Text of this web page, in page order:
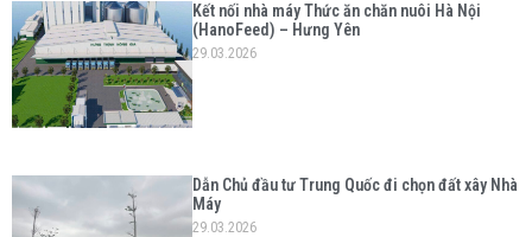
Kết nối nhà máy Thức ăn chăn nuôi Hà Nội
(HanoFeed) – Hưng Yên
29.03.2026
Dẫn Chủ đầu tư Trung Quốc đi chọn đất xây Nhà
Máy
29.03.2026